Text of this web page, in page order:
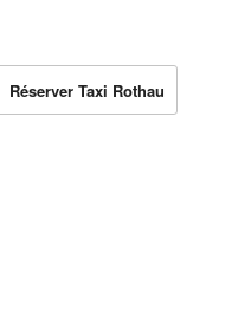
Réserver Taxi Rothau